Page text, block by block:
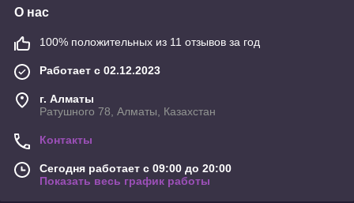
О нас
100% положительных из 11 отзывов за год
Работает с 02.12.2023
г. Алматы
Ратушного 78, Алматы, Казахстан
Контакты
Сегодня работает с 09:00 до 20:00
Показать весь график работы